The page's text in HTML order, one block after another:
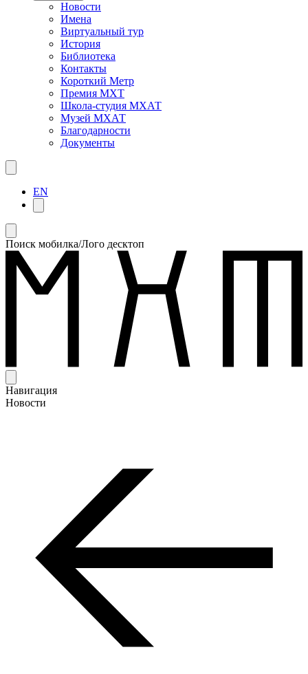
Новости
Имена
Виртуальный тур
История
Библиотека
Контакты
Короткий Метр
Премия МХТ
Школа-студия МХАТ
Музей МХАТ
Благодарности
Документы
EN
Поиск мобилка/Лого десктоп
Навигация
Новости